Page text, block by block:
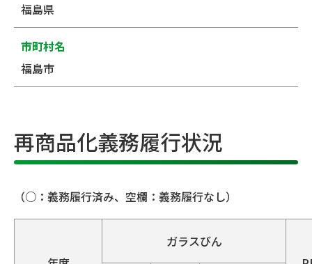
福島県
市町村名
福島市
再商品化義務履行状況
（○：義務履行済み、空欄：義務履行なし）
ガラスびん